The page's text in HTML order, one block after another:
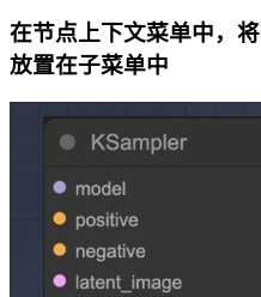
在节点上下文菜单中，
放置在子菜单中